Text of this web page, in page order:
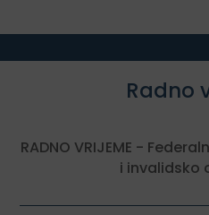
Radno
RADNO VRIJEME -
i invalidsko